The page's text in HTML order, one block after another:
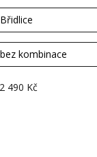
2 490 Kč